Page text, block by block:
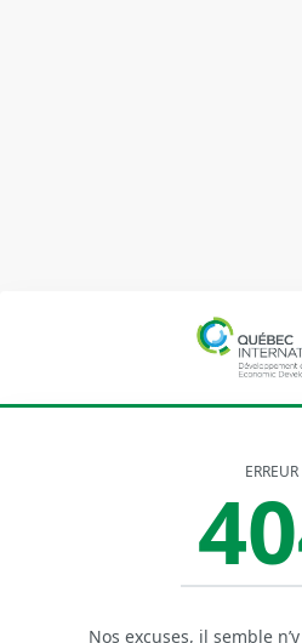
ERREUR
Nos excuses, il semble